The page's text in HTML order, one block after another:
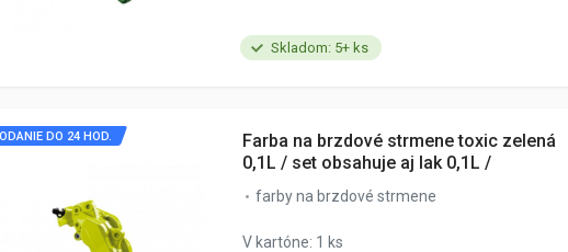
Skladom: 5+ ks
DO 24 HOD.
Farba na brzdové strmene toxic zelená
0,1L / set obsahuje aj lak 0,1L /
farby na brzdové strmene
V kartóne: 1 ks